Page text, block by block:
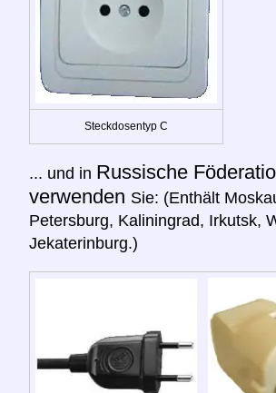
Steckdosentyp C
... und in Russische
verwenden Sie: (Enthält
Petersburg, Kaliningrad, Irkutsk,
Jekaterinburg.)